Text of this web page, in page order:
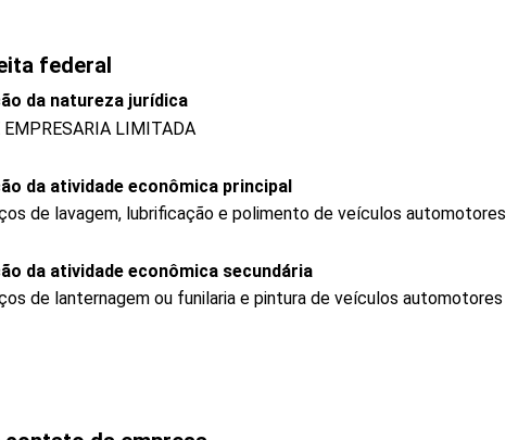
federal
da natureza jurídica
LIMITADA
da atividade econômica principal
de lavagem, lubrificação e polimento de veículos automotores
da atividade econômica secundária
de lanternagem ou funilaria e pintura de veículos automotores